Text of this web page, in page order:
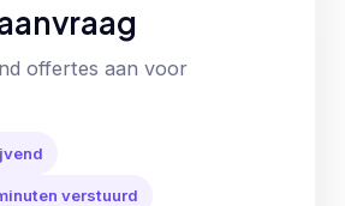
offertes aan voor
verstuurd